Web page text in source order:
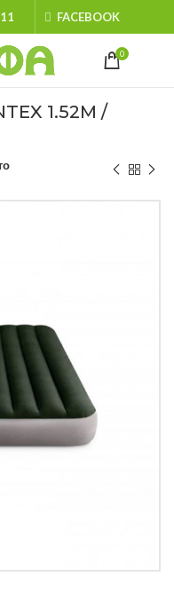
FACEBOOK
0
1.52М /